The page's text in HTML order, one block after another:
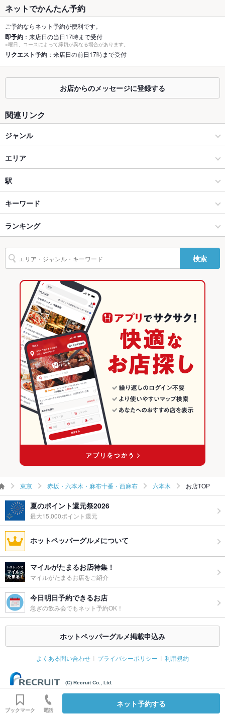
容人数
個室
あり ：22室。利用シーンに合わせて様々な完全個室をご用意し
ております】
座敷 なし ：4室。詳しくはお店までお問い合わせください。
カウンター
ソファー
テラス席
貸切
設備
Wi-Fi あり
バリアフリ
ー
なし ：お気軽にお問い合わせください。
まれる際はお車でのお越しはご遠慮ください。
カラオケ設
あり
TV・プロジ
あり
英語メニュ
あり
その他設備
カラオケ機器は全室DAMを導入。プロジェクター・スクリー
ン・マイク・ＤＶＤ
その他
飲み放題
あり ：コースオプション：2時間1100円(税込)/3時間1650円(税
込)
なし ：当店では食べ放題プランはご用意しておりません。
ウェディン
グパーティ
ー二次会
詳しくはお問合せ下さい
備考
ネットでかんたん予約
ご予約ならネット予約が便利です。
即予約 ：来店日の当日17時まで受付
※曜日、コースによって締切が異なる場合があります。
リクエスト予約 ：来店日の前日17時まで受付
お店からのメッセージに登録する
関連リンク
ジャンル
ダイニングバー・バル
洋・和洋・各国料理・その他
赤坂・六本木・麻布十番・西麻布 × ダイニングバー・バル
赤坂・六本木・麻布十番・西麻布 × 洋・和洋・各国料理・その他
六本木駅 × ダイニングバー・バル
六本木駅 × 洋・和洋・各国料理・その他
エリア
六本木
六本木 × ダイニングバー・バル
六本木 × 洋・和洋・各国料理・その他
東京
東京 × ダイニングバー・バル
東京 × 洋・和洋・各国料理・その他
駅
六本木駅
六本木一丁目駅
キーワード
からあげ
ケーキ 生ハム たこ焼き ジェラート
ランキング
東京のグルメランキング
東京のダイニングバー・バルランキング
赤坂・六本木・麻布十番・西麻布のグルメランキング
赤坂・六本木・麻布十番・西麻布のダイニングバー・バルランキ
六本木のグルメランキング
六本木のダイニングバー・バルランキング
検索
東京 赤坂・六本木・麻布十番・西麻布 六本木 お店TOP
夏のポイント還元祭2026
最大15,000ポイント還元
ホットペッパーグルメについて
マイルがたまるお店特集！
マイルがたまるお店をご紹介
今日明日予約できるお店
急ぎの飲み会でもネット予約OK！
ホットペッパーグルメ掲載申込み
よくある問い合わせ プライバシーポリシー 利用規約
(C) Recruit Co., Ltd.
ブックマーク 電話
ネット予約する